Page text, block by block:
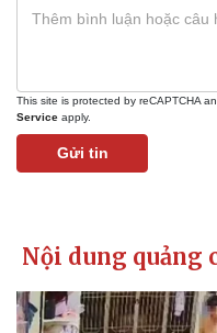
This site is protected by reCAPTCHA
Service apply.
Gửi tin